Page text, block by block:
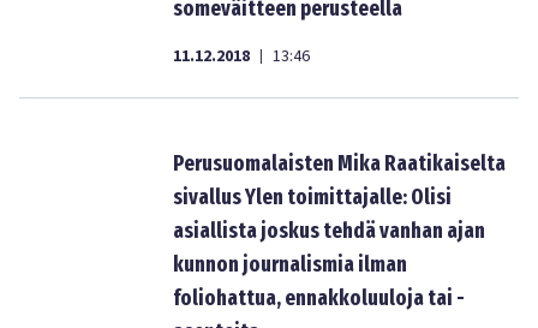
someväitteen perusteella
11.12.2018 | 13:46
Perusuomalaisten Mika Raatikaiselta
sivallus Ylen toimittajalle: Olisi
asiallista joskus tehdä vanhan ajan
kunnon journalismia ilman
foliohattua, ennakkoluuloja tai -